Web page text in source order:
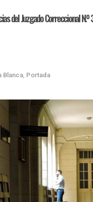
del Juzgado Correccional
Blanca, Portada